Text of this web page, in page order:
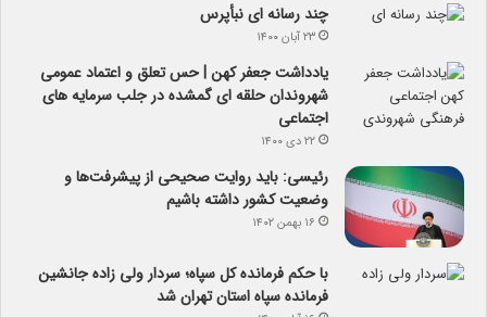
چند رسانه ای نبأپرس
۲۳ آبان ۱۴۰۰
یادداشت جعفر کهن | حس تعلق و اعتماد عمومی
شهروندان حلقه ای گمشده در جلب سرمایه های
اجتماعی
۲۲ دی ۱۴۰۰
رئیسی: باید روایت صحیحی از پیشرفت‌ها و
وضعیت کشور داشته باشیم
۱۶ بهمن ۱۴۰۲
با حکم فرمانده کل سپاه؛ سردار ولی زاده جانشین
فرمانده سپاه استان تهران شد